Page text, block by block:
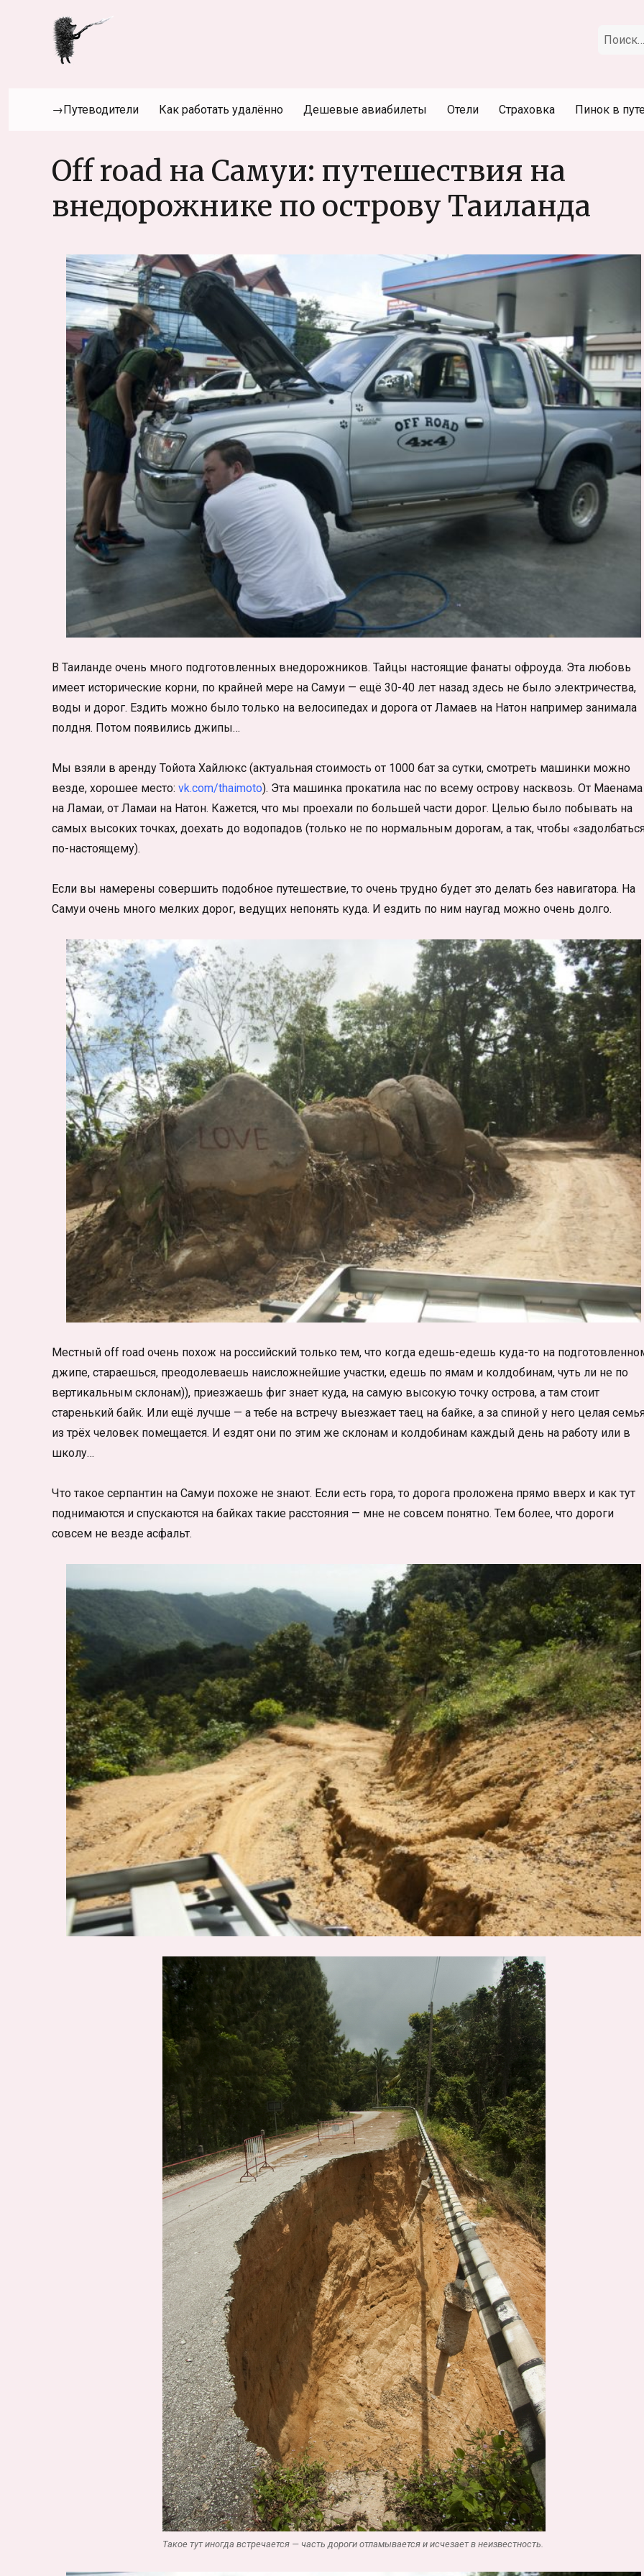
Искать:
→Путеводители Как работать удалённо Дешевые авиабилеты Отели Страховка Пинок в
Off road на Самуи: путешествия на
внедорожнике по острову Таиланда
В Таиланде очень много подготовленных внедорожников. Тайцы настоящие фанаты офроуда. Эта любовь
имеет исторические корни, по крайней мере на Самуи — ещё 30-40 лет назад здесь не было электричества,
воды и дорог. Ездить можно было только на велосипедах и дорога от Ламаев на Натон например занимала
полдня. Потом появились джипы…
Мы взяли в аренду Тойота Хайлюкс (актуальная стоимость от 1000 бат за сутки, смотреть машинки можно
везде, хорошее место: vk.com/thaimoto). Эта машинка прокатила нас по всему острову насквозь. От Маенама
на Ламаи, от Ламаи на Натон. Кажется, что мы проехали по большей части дорог. Целью было побывать на
самых высоких точках, доехать до водопадов (только не по нормальным дорогам, а так, чтобы
по-настоящему).
Если вы намерены совершить подобное путешествие, то очень трудно будет это делать без навигатора. На
Самуи очень много мелких дорог, ведущих непонять куда. И ездить по ним наугад можно очень долго.
Местный off road очень похож на российский только тем, что когда едешь-едешь куда-то на
джипе, стараешься, преодолеваешь наисложнейшие участки, едешь по ямам и колдобинам, чуть ли не по
вертикальным склонам)), приезжаешь фиг знает куда, на самую высокую точку острова, а там стоит
старенький байк. Или ещё лучше — а тебе на встречу выезжает таец на байке, а за спиной у него целая
из трёх человек помещается. И ездят они по этим же склонам и колдобинам каждый день на работу или в
школу…
Что такое серпантин на Самуи похоже не знают. Если есть гора, то дорога проложена прямо вверх и как тут
поднимаются и спускаются на байках такие расстояния — мне не совсем понятно. Тем более, что дороги
совсем не везде асфальт.
Такое тут иногда встречается — часть дороги отламывается и исчезает в неизвестность.